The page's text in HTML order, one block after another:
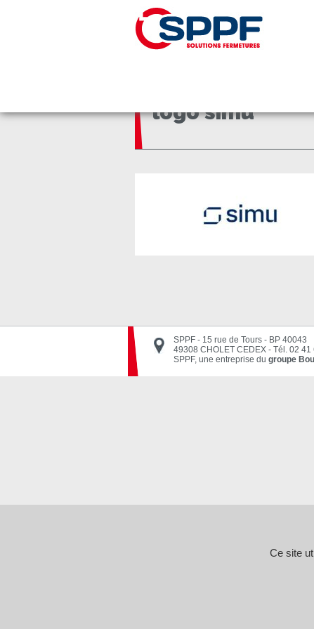
logo simu
SPPF - 15 rue de Tours - BP 40043
49308 CHOLET CEDEX -Tél. 02 41
SPPF, une entreprise du groupe
Ce site